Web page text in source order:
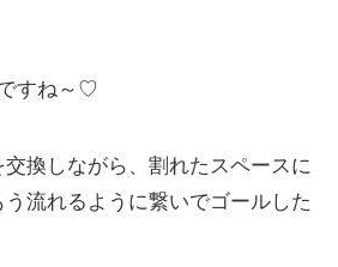
すね～♡
換しながら、割れたスペースに
う流れるように繋いでゴールした